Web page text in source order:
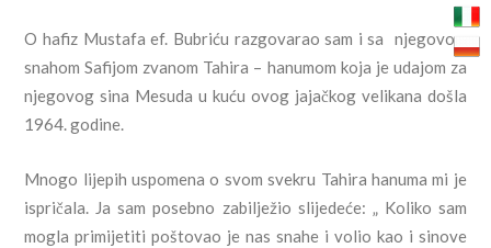
O hafiz Mustafa ef. Bubriću razgovarao sam i sa njegovom
snahom Safijom zvanom Tahira – hanumom koja je udajom za
njegovog sina Mesuda u kuću ovog jajačkog velikana došla
1964. godine.
Mnogo lijepih uspomena o svom svekru Tahira hanuma mi je
ispričala. Ja sam posebno zabilježio slijedeće: „ Koliko sam
mogla primijetiti poštovao je nas snahe i volio kao i sinove